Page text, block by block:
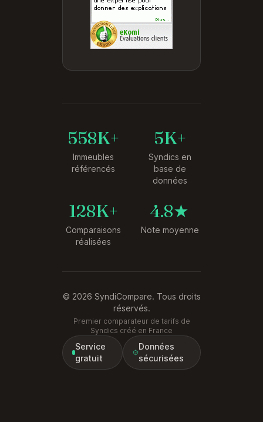
558K+
Immeubles
référencés
5K+
Syndics en
base de
données
128K+
Comparaisons
réalisées
4.8★
Note moyenne
© 2026 SyndiCompare. Tous droits
réservés.
Premier comparateur de tarifs de
Syndics créé en France
Service
gratuit
Données
sécurisées